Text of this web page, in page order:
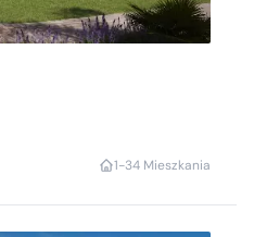
1-34 Mieszkania